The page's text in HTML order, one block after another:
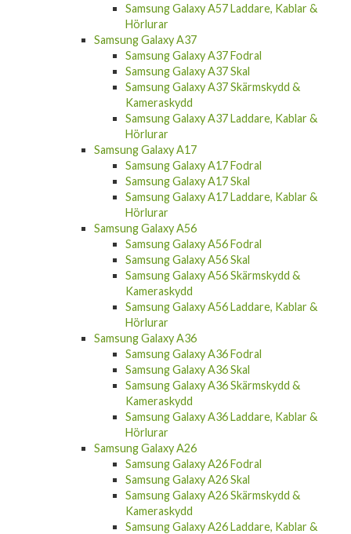
Hörlurar
Samsung Galaxy A37
Samsung Galaxy A37 Fodral
Samsung Galaxy A37 Skal
Samsung Galaxy A37 Skärmskydd &
Kameraskydd
Samsung Galaxy A37 Laddare, Kablar &
Hörlurar
Samsung Galaxy A17
Samsung Galaxy A17 Fodral
Samsung Galaxy A17 Skal
Samsung Galaxy A17 Laddare, Kablar &
Hörlurar
Samsung Galaxy A56
Samsung Galaxy A56 Fodral
Samsung Galaxy A56 Skal
Samsung Galaxy A56 Skärmskydd &
Kameraskydd
Samsung Galaxy A56 Laddare, Kablar &
Hörlurar
Samsung Galaxy A36
Samsung Galaxy A36 Fodral
Samsung Galaxy A36 Skal
Samsung Galaxy A36 Skärmskydd &
Kameraskydd
Samsung Galaxy A36 Laddare, Kablar &
Hörlurar
Samsung Galaxy A26
Samsung Galaxy A26 Fodral
Samsung Galaxy A26 Skal
Samsung Galaxy A26 Skärmskydd &
Kameraskydd
Samsung Galaxy A26 Laddare, Kablar &
Hörlurar